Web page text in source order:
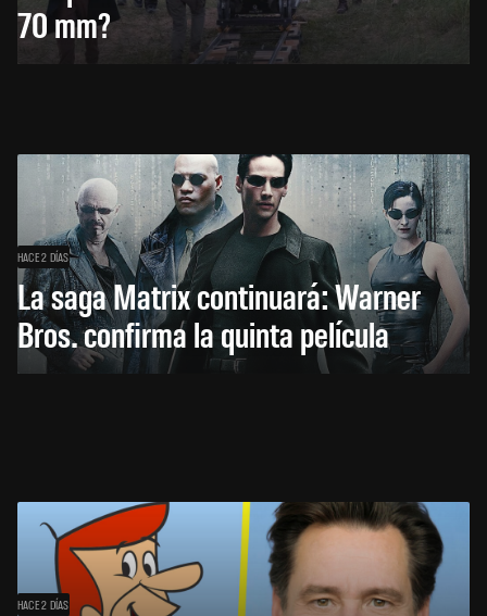
70 mm?
HACE 2 DÍAS
La saga Matrix continuará: Warner
Bros. confirma la quinta película
HACE 2 DÍAS